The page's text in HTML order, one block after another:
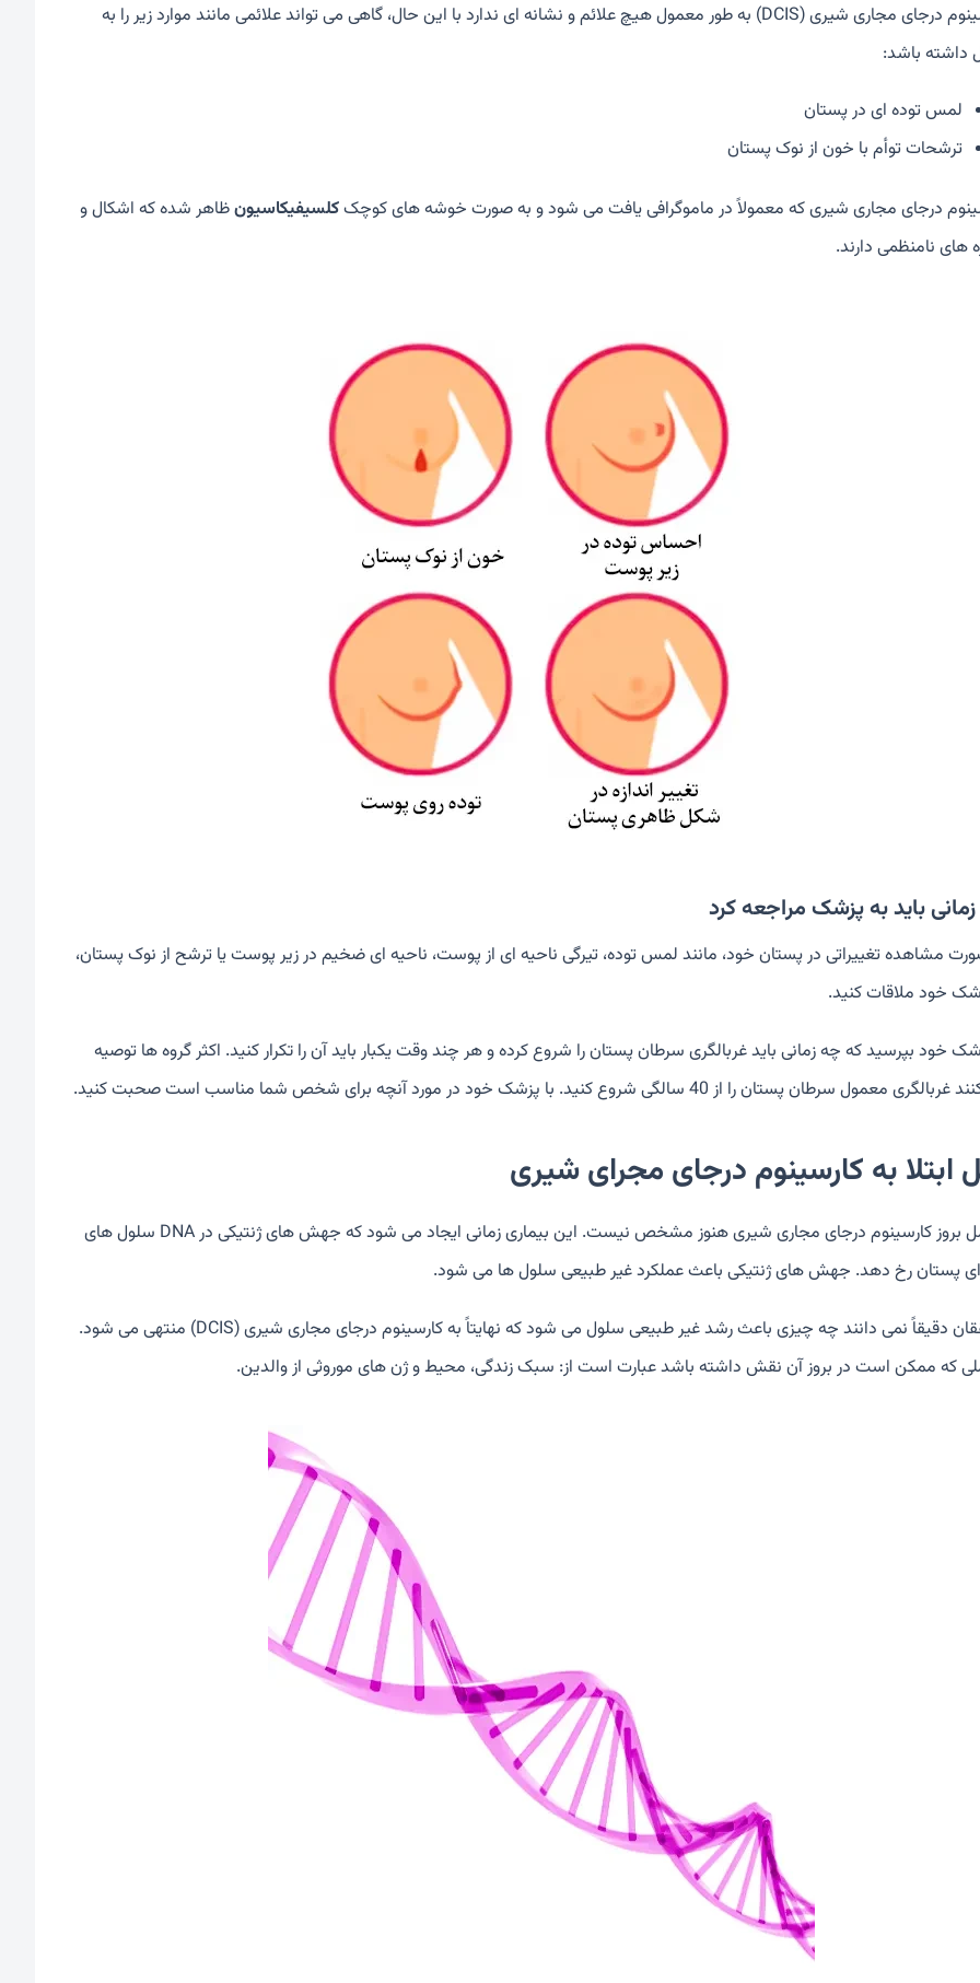
کارسینوم درجای مجاری شیری (DCIS) به طور معمول هیچ علائم و نشانه ای ندارد با این حال، گاهی می تواند علائمی مانند موارد زیر را به
داشته باشد:
لمس توده ای در پستان
ترشحات توأم با خون از نوک پستان
درجای مجاری شیری که معمولاً در ماموگرافی یافت می شود و به صورت خوشه های کوچککلسیفیکاسیونظاهر شده که اشکال و
های نامنظمی دارند.
باید به پزشک مراجعه کرد
مشاهده تغییراتی در پستان خود، مانند لمس توده، تیرگی ناحیه ای از پوست، ناحیه ای ضخیم در زیر پوست یا ترشح از نوک پستان،
خود ملاقات کنید.
خود بپرسید که چه زمانی باید غربالگری سرطان پستان را شروع کرده و هر چند وقت یکبار باید آن را تکرار کنید. اکثر گروه ها توصیه
معمول سرطان پستان را از 40 سالگی شروع کنید. با پزشک خود در مورد آنچه برای شخص شما مناسب است صحبت کنید.
ابتلا به کارسینوم درجای مجرای شیری
عوامل بروز کارسینوم درجای مجاری شیری هنوز مشخص نیست. این بیماری زمانی ایجاد می شود که جهش های ژنتیکی در DNA سلول های
پستان رخ دهد. جهش های ژنتیکی باعث عملکرد غیر طبیعی سلول ها می شود.
محققان دقیقاً نمی دانند چه چیزی باعث رشد غیر طبیعی سلول می شود که نهایتاً به کارسینوم درجای مجاری شیری (DCIS) منتهی می شود.
که ممکن است در بروز آن نقش داشته باشد عبارت است از: سبک زندگی، محیط و ژن های موروثی از والدین.